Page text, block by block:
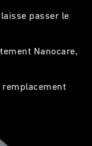
passer le
Nanocare,